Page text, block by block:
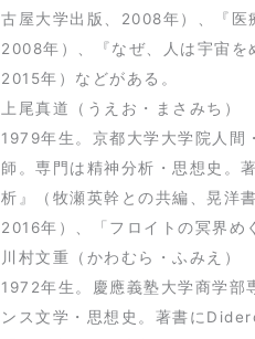
古屋大学出版、2008年）、『医
2008年）、『なぜ、人は宇宙
2015年）などがある。
上尾真道（うえお・まさみち）
1979年生。京都大学大学院人間
師。専門は精神分析・思想史。
析』（牧瀬英幹との共編、晃洋
2016年）、「フロイトの冥界
川村文重（かわむら・ふみえ）
1972年生。慶應義塾大学商学部
ンス文学・思想史。著書に